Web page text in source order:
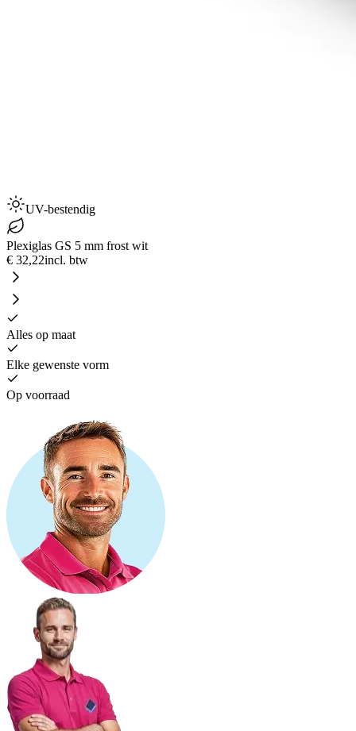
UV-bestendig
Plexiglas GS 5 mm frost wit
€ 32,22incl. btw
Alles op maat
Elke gewenste vorm
Op voorraad